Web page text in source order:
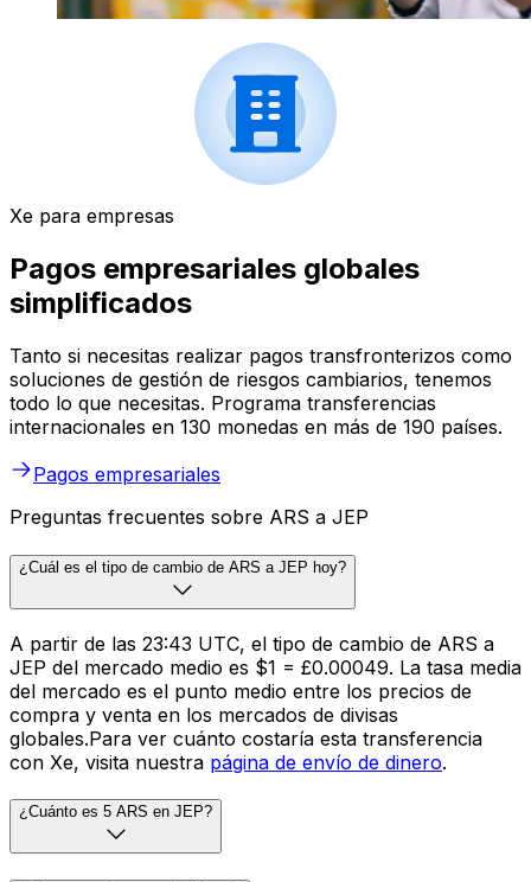
Xe para empresas
Pagos empresariales globales
simplificados
Tanto si necesitas realizar pagos transfronterizos como
soluciones de gestión de riesgos cambiarios, tenemos
todo lo que necesitas. Programa transferencias
internacionales en 130 monedas en más de 190 países.
Pagos empresariales
Preguntas frecuentes sobre ARS a JEP
¿Cuál es el tipo de cambio de ARS a JEP hoy?
A partir de las 23:43 UTC, el tipo de cambio de ARS a
JEP del mercado medio es $1 = £0.00049. La tasa media
del mercado es el punto medio entre los precios de
compra y venta en los mercados de divisas
globales.Para ver cuánto costaría esta transferencia
con Xe, visita nuestra página de envío de dinero.
¿Cuánto es 5 ARS en JEP?